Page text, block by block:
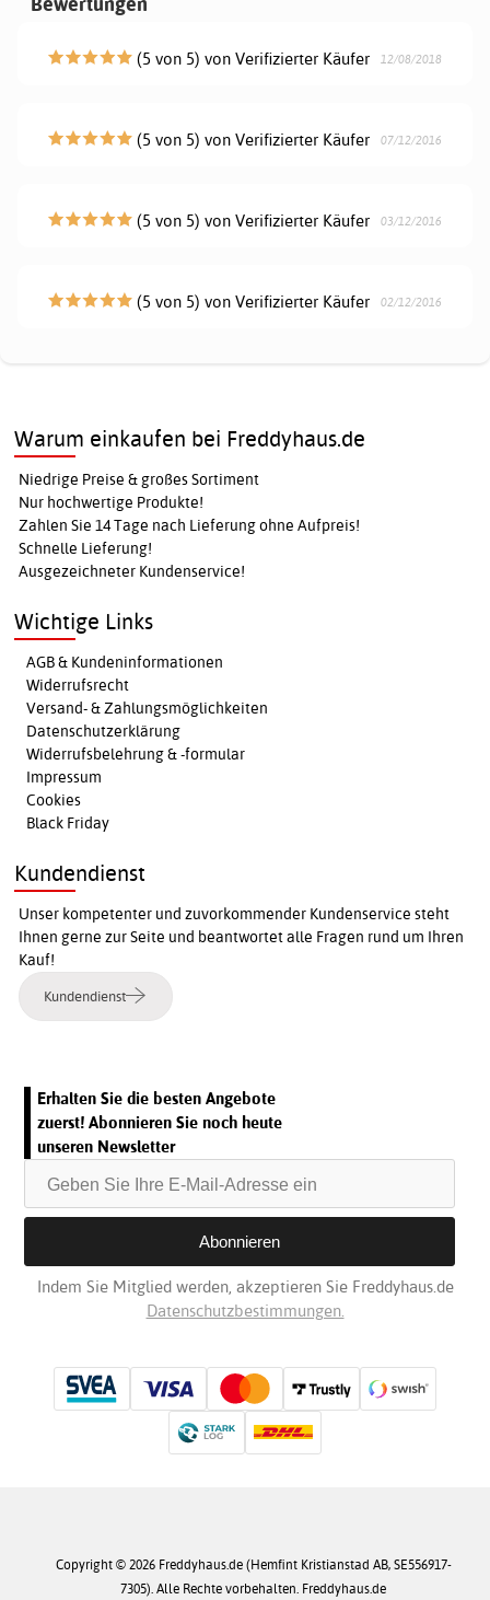
(5 von 5) von Verifizierter Käufer 12/08/2018
(5 von 5) von Verifizierter Käufer 07/12/2016
(5 von 5) von Verifizierter Käufer 03/12/2016
(5 von 5) von Verifizierter Käufer 02/12/2016
Warum einkaufen bei Freddyhaus.de
Niedrige Preise & großes Sortiment
Nur hochwertige Produkte!
Zahlen Sie 14 Tage nach Lieferung ohne Aufpreis!
Schnelle Lieferung!
Ausgezeichneter Kundenservice!
Wichtige Links
AGB & Kundeninformationen
Widerrufsrecht
Versand- & Zahlungsmöglichkeiten
Datenschutzerklärung
Widerrufsbelehrung & -formular
Impressum
Cookies
Black Friday
Kundendienst
Unser kompetenter und zuvorkommender Kundenservice steht
Ihnen gerne zur Seite und beantwortet alle Fragen rund um Ihren
Kauf!
Kundendienst
Erhalten Sie die besten Angebote
zuerst! Abonnieren Sie noch heute
unseren Newsletter
Indem Sie Mitglied werden, akzeptieren Sie Freddyhaus.de
Datenschutzbestimmungen.
Copyright © 2026 Freddyhaus.de (Hemfint Kristianstad AB, SE556917-
7305). Alle Rechte vorbehalten. Freddyhaus.de